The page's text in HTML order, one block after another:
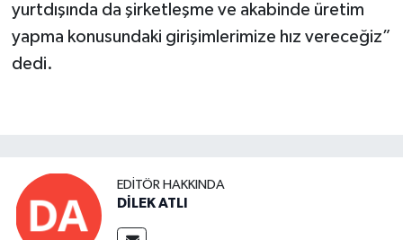
yurtdışında da şirketleşme ve akabinde üretim
yapma konusundaki girişimlerimize hız vereceğiz”
dedi.
EDITÖR HAKKINDA
DİLEK ATLI